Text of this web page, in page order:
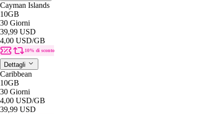
Cayman Islands
10GB
30 Giorni
39,99 USD
4,00 USD/GB
10% di sconto
Dettagli
Caribbean
10GB
30 Giorni
4,00 USD/GB
39,99 USD